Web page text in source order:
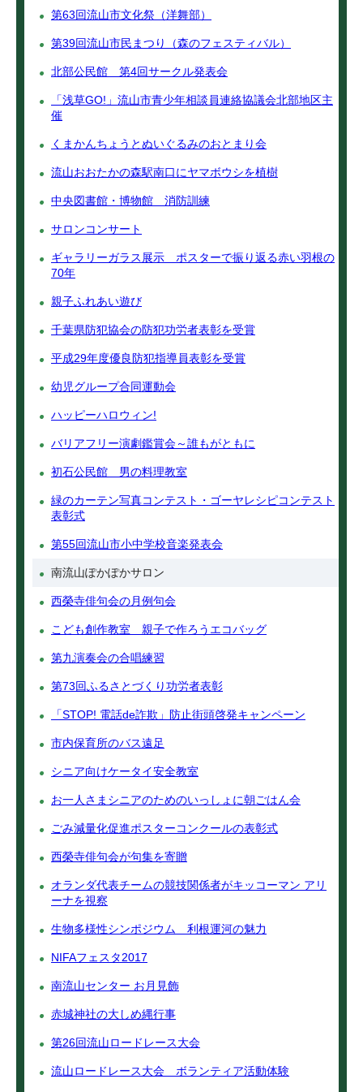
第63回流山市文化祭（洋舞部）
第39回流山市民まつり（森のフェスティバル）
北部公民館 第4回サークル発表会
「浅草GO!」流山市青少年相談員連絡協議会北部地区主
催
くまかんちょうとぬいぐるみのおとまり会
流山おおたかの森駅南口にヤマボウシを植樹
中央図書館・博物館 消防訓練
サロンコンサート
ギャラリーガラス展示 ポスターで振り返る赤い羽根の
70年
親子ふれあい遊び
千葉県防犯協会の防犯功労者表彰を受賞
平成29年度優良防犯指導員表彰を受賞
幼児グループ合同運動会
ハッピーハロウィン!
バリアフリー演劇鑑賞会～誰もがともに
初石公民館 男の料理教室
緑のカーテン写真コンテスト・ゴーヤレシピコンテスト
表彰式
第55回流山市小中学校音楽発表会
南流山ぽかぽかサロン
西榮寺俳句会の月例句会
こども創作教室 親子で作ろうエコバッグ
第九演奏会の合唱練習
第73回ふるさとづくり功労者表彰
「STOP! 電話de詐欺」防止街頭啓発キャンペーン
市内保育所のバス遠足
シニア向けケータイ安全教室
お一人さまシニアのためのいっしょに朝ごはん会
ごみ減量化促進ポスターコンクールの表彰式
西榮寺俳句会が句集を寄贈
オランダ代表チームの競技関係者がキッコーマン アリ
ーナを視察
生物多様性シンポジウム 利根運河の魅力
NIFAフェスタ2017
南流山センター お月見飾
赤城神社の大しめ縄行事
第26回流山ロードレース大会
流山ロードレース大会 ボランティア活動体験